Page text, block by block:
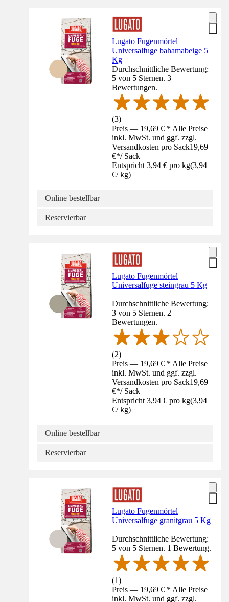
Lugato Fugenmörtel
Universalfuge bahamabeige 5
Kg
Durchschnittliche Bewertung:
5 von 5 Sternen. 3
Bewertungen.
(3)
Preis — 19,69 € * Alle Preise
inkl. MwSt. und ggf. zzgl.
Versandkosten pro Sack19,69
€*/ Sack
Entspricht 3,94 € pro kg(3,94
€/ kg)
Online bestellbar
Reservierbar
Lugato Fugenmörtel
Universalfuge steingrau 5 Kg
Durchschnittliche Bewertung:
3 von 5 Sternen. 2
Bewertungen.
(2)
Preis — 19,69 € * Alle Preise
inkl. MwSt. und ggf. zzgl.
Versandkosten pro Sack19,69
€*/ Sack
Entspricht 3,94 € pro kg(3,94
€/ kg)
Online bestellbar
Reservierbar
Lugato Fugenmörtel
Universalfuge granitgrau 5 Kg
Durchschnittliche Bewertung:
5 von 5 Sternen. 1 Bewertung.
(1)
Preis — 19,69 € * Alle Preise
inkl. MwSt. und ggf. zzgl.